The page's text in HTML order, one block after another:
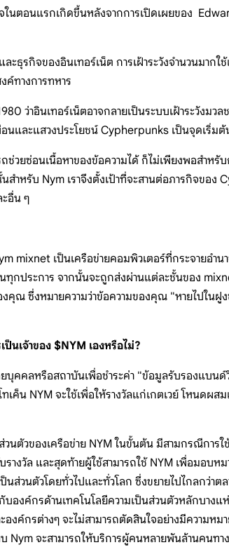
นตอนแรกเกิดขึ้นหลังจากการเปิดเผยของ
ละธุรกิจของอินเทอร์เน็ต การเฝ้าระวังจำนวนม
ค์ทางการทหาร
ว่าอินเทอร์เน็ตอาจกลายเป็นระบบเฝ้าระวังม
นและแสวงประโยชน์ Cypherpunks เป็นจุดเริ่
ช่วยซ่อนเนื้อหาของข้อความได้ ก็ไม่เพียงพอสำ
ำหรับ Nym เราจึงตั้งเป้าที่จะสานต่อภารกิจขอ
อื่น ๆ
mixnet เป็นเครือข่ายคอมพิวเตอร์ที่กระจายอำ
ประการ จากนั้นจะถูกส่งผ่านแต่ละชั้นของ
งคุณ ซึ่งหมายความว่าข้อความของคุณ "หายไปใ
นเจ้าของ $NYM เองหรือไม่?
บุคคลหรือสถาบันเพื่อชำระค่า "ข้อมูลรับรองแบน
ค็น NYM จะใช้เพื่อให้รางวัลแก่เกตเวย์ โหนด
วนตัวของเครือข่าย NYM ในขั้นต้น มีสามกรณีกา
างวัล และสุดท้ายผู้ใช้สามารถใช้ NYM เพื่อมอบ
ส่วนตัวโดยทั่วไปและทั่วโลก ซึ่งขยายไปไกลกว่
บองค์กรด้านเทคโนโลยีความเป็นส่วนตัวหลักบ
งค์กรต่างๆ จะไม่สามารถตัดสินใจอย่างมีความห
Nym จะสามารถให้บริการผู้คนหลายพันล้านคนท